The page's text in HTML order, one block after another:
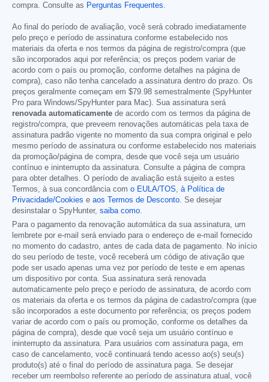
compra. Consulte as Perguntas Frequentes.
Ao final do período de avaliação, você será cobrado imediatamente
pelo preço e período de assinatura conforme estabelecido nos
materiais da oferta e nos termos da página de registro/compra (que
são incorporados aqui por referência; os preços podem variar de
acordo com o país ou promoção, conforme detalhes na página de
compra), caso não tenha cancelado a assinatura dentro do prazo. Os
preços geralmente começam em $79.98 semestralmente (SpyHunter
Pro para Windows/SpyHunter para Mac). Sua assinatura será
renovada automaticamente de acordo com os termos da página de
registro/compra, que preveem renovações automáticas pela taxa de
assinatura padrão vigente no momento da sua compra original e pelo
mesmo período de assinatura ou conforme estabelecido nos materiais
da promoção/página de compra, desde que você seja um usuário
contínuo e ininterrupto da assinatura. Consulte a página de compra
para obter detalhes. O período de avaliação está sujeito a estes
Termos, à sua concordância com o EULA/TOS, à Política de
Privacidade/Cookies e aos Termos de Desconto. Se desejar
desinstalar o SpyHunter, saiba como.
Para o pagamento da renovação automática da sua assinatura, um
lembrete por e-mail será enviado para o endereço de e-mail fornecido
no momento do cadastro, antes de cada data de pagamento. No início
do seu período de teste, você receberá um código de ativação que
pode ser usado apenas uma vez por período de teste e em apenas
um dispositivo por conta. Sua assinatura será renovada
automaticamente pelo preço e período de assinatura, de acordo com
os materiais da oferta e os termos da página de cadastro/compra (que
são incorporados a este documento por referência; os preços podem
variar de acordo com o país ou promoção, conforme os detalhes da
página de compra), desde que você seja um usuário contínuo e
ininterrupto da assinatura. Para usuários com assinatura paga, em
caso de cancelamento, você continuará tendo acesso ao(s) seu(s)
produto(s) até o final do período de assinatura paga. Se desejar
receber um reembolso referente ao período de assinatura atual, você